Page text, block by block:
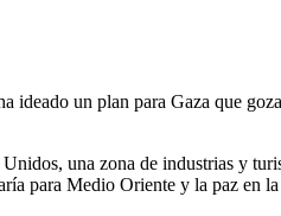
ideado un plan para Gaza que
una zona de industrias y
para Medio Oriente y la paz en